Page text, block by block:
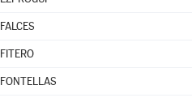
FALCES
FITERO
FONTELLAS